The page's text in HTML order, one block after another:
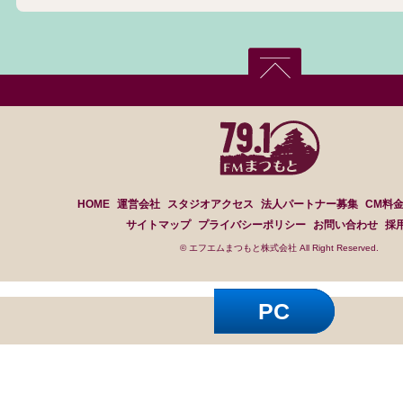
HOME 運営会社 スタジオアクセス 法人パートナー募集 CM料
サイトマップ
プライバシーポリシー お問い合わせ 採
© エフエムまつもと株式会社 All Right Reserved.
PC